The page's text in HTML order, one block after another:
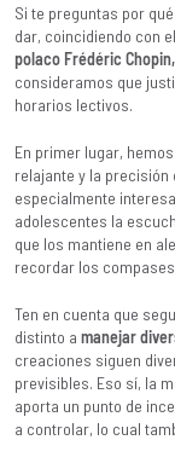
Si te preguntas por
dar, coincidiendo con el
polaco Frédéric Chopin,
consideramos que
horarios lectivos.
En primer lugar,
relajante y la
especialmente
adolescentes la
que los mantiene en
recordar los
Ten en cuenta que
distinto a manejar
creaciones siguen
previsibles. Eso sí, la
aporta un punto de
a controlar, lo cual